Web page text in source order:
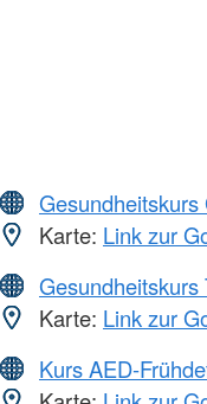
Gesundheitskurs
Karte: Link zur
Gesundheitskurs
Karte: Link zur
Kurs AED-